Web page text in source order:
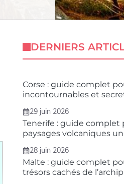
DERNIERS
Corse : guide complet
incontournables et
29 juin 2026
Tenerife : guide complet
paysages volcaniques
28 juin 2026
Malte : guide complet
trésors cachés de